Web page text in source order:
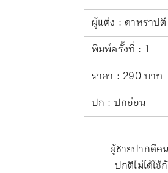
ผู้แต่ง : ดาหราปตี
พิมพ์ครั้งที่ : 1
ราคา : 290 บาท
ปก : ปกอ่อน
ผู้ชายปากดีค
ปกติไม่ได้ใ